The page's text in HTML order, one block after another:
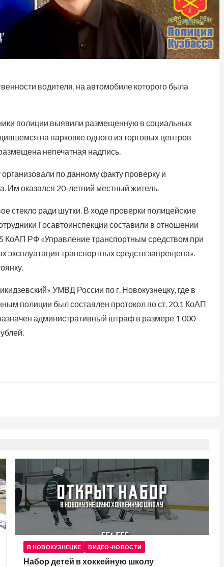
водителя, на автомобиле которого была
полиции выявили размещенную в социальных
на парковке одного из торговых центров
непечатная надпись.
по данному факту проверку и
Им оказался 20-летний местный житель.
стекло ради шутки. В ходе проверки полицейские
Госавтоинспекции составили в отношении
КоАП РФ «Управление транспортным средством при
эксплуатация транспортных средств запрещена».
УМВД России по г. Новокузнецку, где в
полиции был составлен протокол по ст. 20.1 КоАП
административный штраф в размере 1 000
В НОВОКУЗНЕЦКЕ ВИДЕО-НОВОСТИ
Набор детей в хоккейную школу